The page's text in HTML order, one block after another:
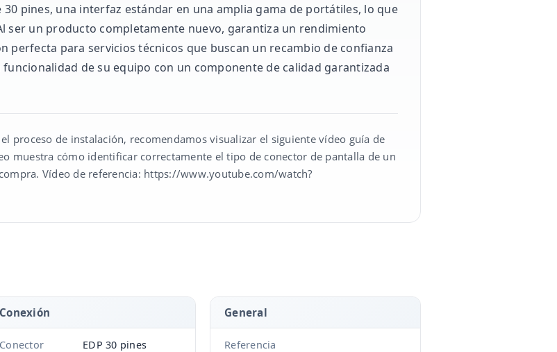
pines, una interfaz estándar en una amplia gama de portátiles, lo que
ser un producto completamente nuevo, garantiza un rendimiento
perfecta para servicios técnicos que buscan un recambio de confianza
de su equipo con un componente de calidad garantizada
proceso de instalación, recomendamos visualizar el siguiente vídeo guía de
muestra cómo identificar correctamente el tipo de conector de pantalla de un
Vídeo de referencia: https://www.youtube.com/watch?
Conexión
Conector EDP 30 pines
General
Referencia